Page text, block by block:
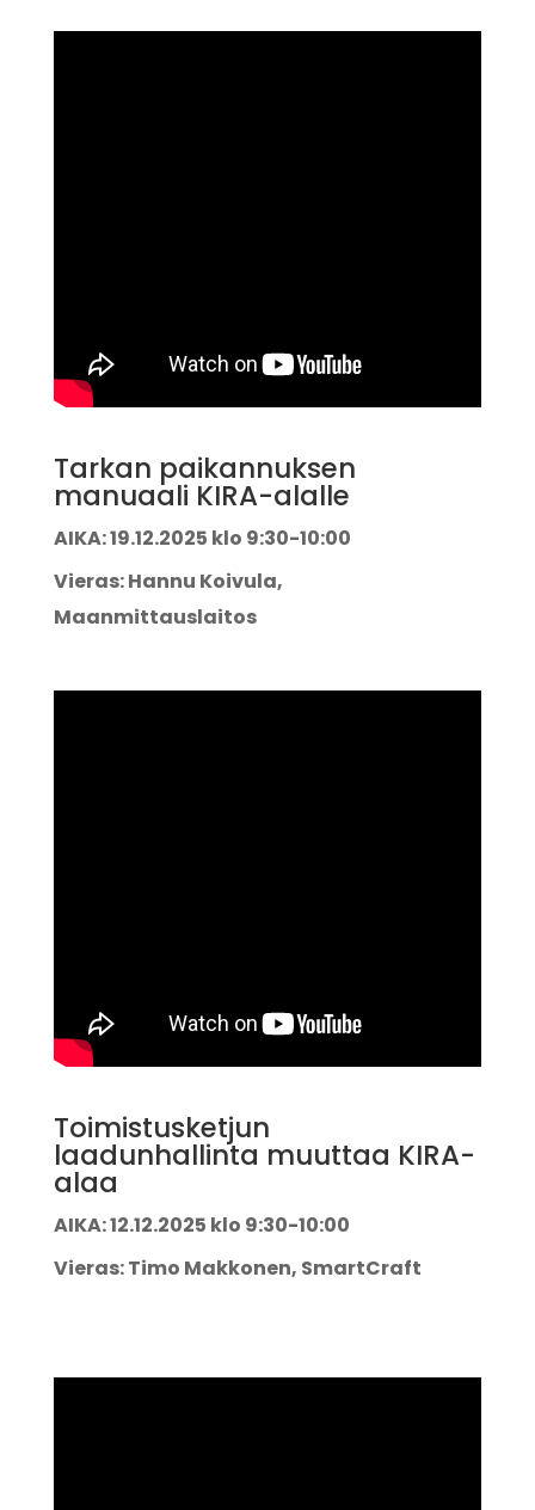
Tarkan paikannuksen
manuaali KIRA-alalle
AIKA: 19.12.2025 klo 9:30-10:00
Vieras: Hannu Koivula,
Maanmittauslaitos
Toimistusketjun
laadunhallinta muuttaa KIRA-
alaa
AIKA: 12.12.2025 klo 9:30-10:00
Vieras: Timo Makkonen, SmartCraft